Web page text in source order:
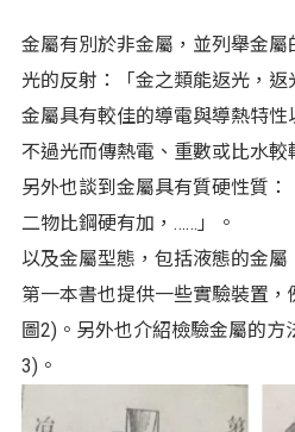
金屬有別於非金屬，並列舉金
光的反射：「金之類能返光，返
金屬具有較佳的導電與導熱特
不過光而傳熱電、重數或比水較
另外也談到金屬具有質硬性質
二物比鋼硬有加，……」。
以及金屬型態，包括液態的金屬
第一本書也提供一些實驗裝置
圖2)。另外也介紹檢驗金屬的方
3)。